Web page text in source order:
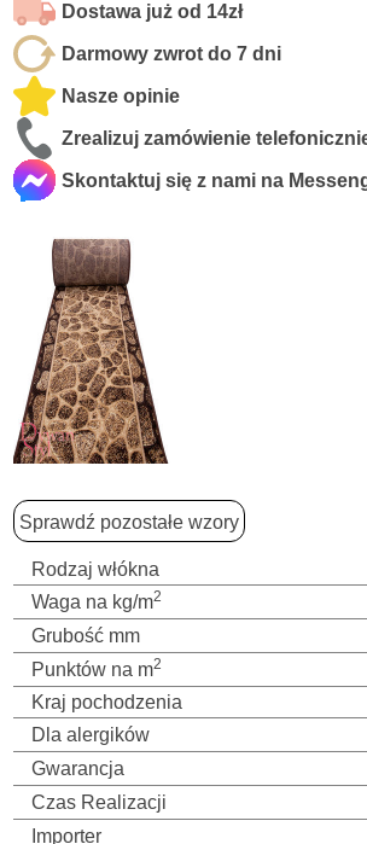
Dostawa już od 14zł
Darmowy zwrot do 7 dni
Nasze opinie
Zrealizuj zamówienie
Skontaktuj się z nami na
Sprawdź pozostałe wzory
Rodzaj włókna
Waga na kg/m2
Grubość mm
Punktów na m2
Kraj pochodzenia
Dla alergików
Gwarancja
Czas Realizacji
Importer